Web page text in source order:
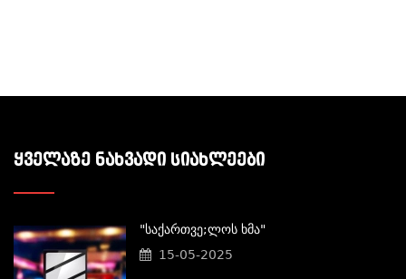
ᲧᲕᲔᲚᲐᲖᲔ ᲜᲐᲮᲕᲐᲓᲘ ᲡᲘᲐᲮᲚᲔᲔᲑᲘ
"საქართვე;ლოს Ხმა"
15-05-2025